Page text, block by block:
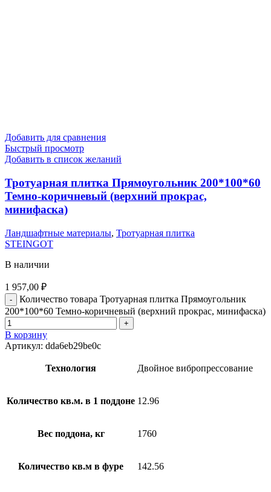
Добавить для сравнения
Быстрый просмотр
Добавить в список желаний
Тротуарная плитка Прямоугольник 200*100*60
Темно-коричневый (верхний прокрас,
минифаска)
Ландшафтные материалы, Тротуарная плитка
STEINGOT
В наличии
1 957,00 ₽
Количество товара Тротуарная плитка Прямоугольник
200*100*60 Темно-коричневый (верхний прокрас, минифаска)
В корзину
Артикул: dda6eb29be0c
Технология Двойное вибропрессование
Количество кв.м. в 1 поддоне 12.96
Вес поддона, кг 1760
Количество кв.м в фуре 142.56